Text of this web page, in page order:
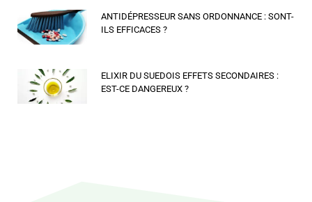
ANTIDÉPRESSEUR SANS ORDONNANCE : SONT-
ILS EFFICACES ?
ELIXIR DU SUEDOIS EFFETS SECONDAIRES :
EST-CE DANGEREUX ?